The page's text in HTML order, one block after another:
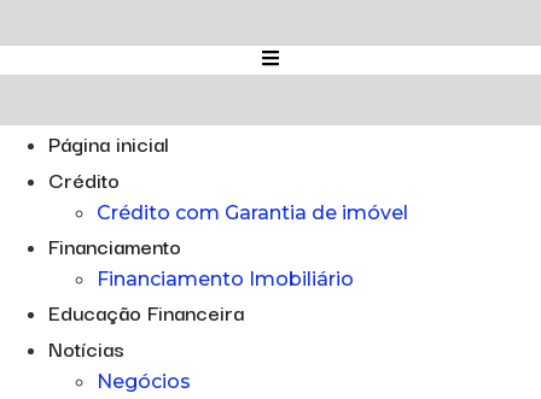
para
o
Página inicial
Crédito
Crédito com Garantia de imóvel
Financiamento
Financiamento Imobiliário
Educação Financeira
Notícias
Negócios